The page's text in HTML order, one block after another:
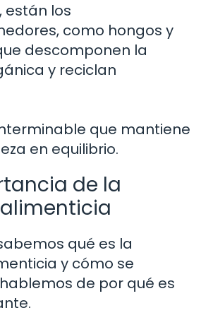
están los
como hongos y
descomponen la
y reciclan
que mantiene
en equilibrio.
de la
qué es la
y cómo se
de por qué es